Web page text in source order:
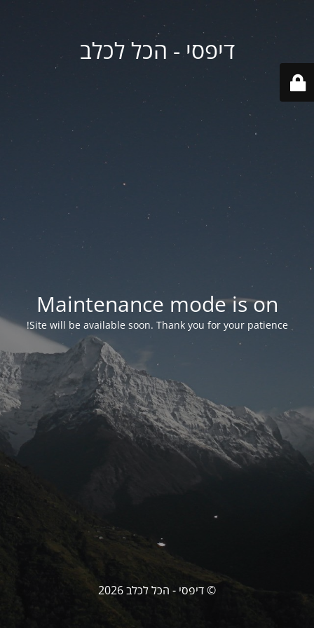
דיפסי - הכל לכלב
Maintenance mode is on
Site will be available soon. Thank you for your patience!
© דיפסי - הכל לכלב 2026